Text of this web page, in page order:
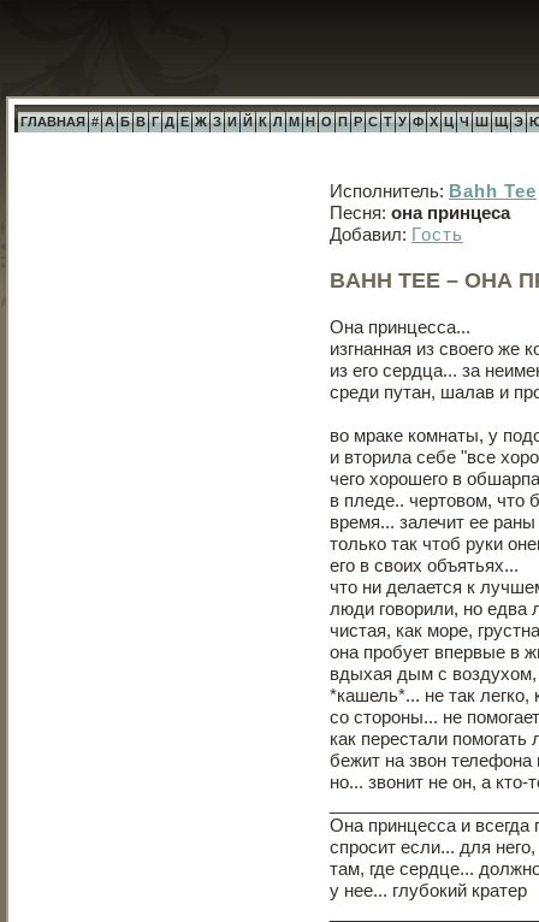
ГЛАВНАЯ # А Б В Г Д Е Ж З И Й К Л М Н О П Р С Т У Ф Х Ц Ч Ш Щ Э
Исполнитель: Bahh Tee
Песня: она принцеса
Добавил: Гость
BAHH TEE – ОНА
Она принцесса...
изгнанная из своего же
из его сердца... за
среди путан, шалав и
во мраке комнаты, у
и вторила себе "все
чего хорошего в
в пледе.. чертовом, что
время... залечит ее
только так чтоб руки
его в своих объятьях...
что ни делается к
люди говорили, но едва
чистая, как море,
она пробует впервые в
вдыхая дым с
*кашель*... не так легко,
со стороны... не
как перестали
бежит на звон телефона
но... звонит не он, а кто-
Она принцесса и всегда
спросит если... для
там, где сердце...
у нее... глубокий кратер